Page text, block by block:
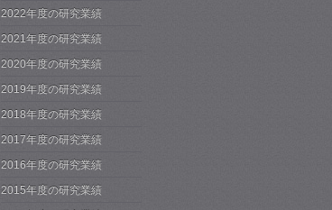
2022年度の研究業績
2021年度の研究業績
2020年度の研究業績
2019年度の研究業績
2018年度の研究業績
2017年度の研究業績
2016年度の研究業績
2015年度の研究業績